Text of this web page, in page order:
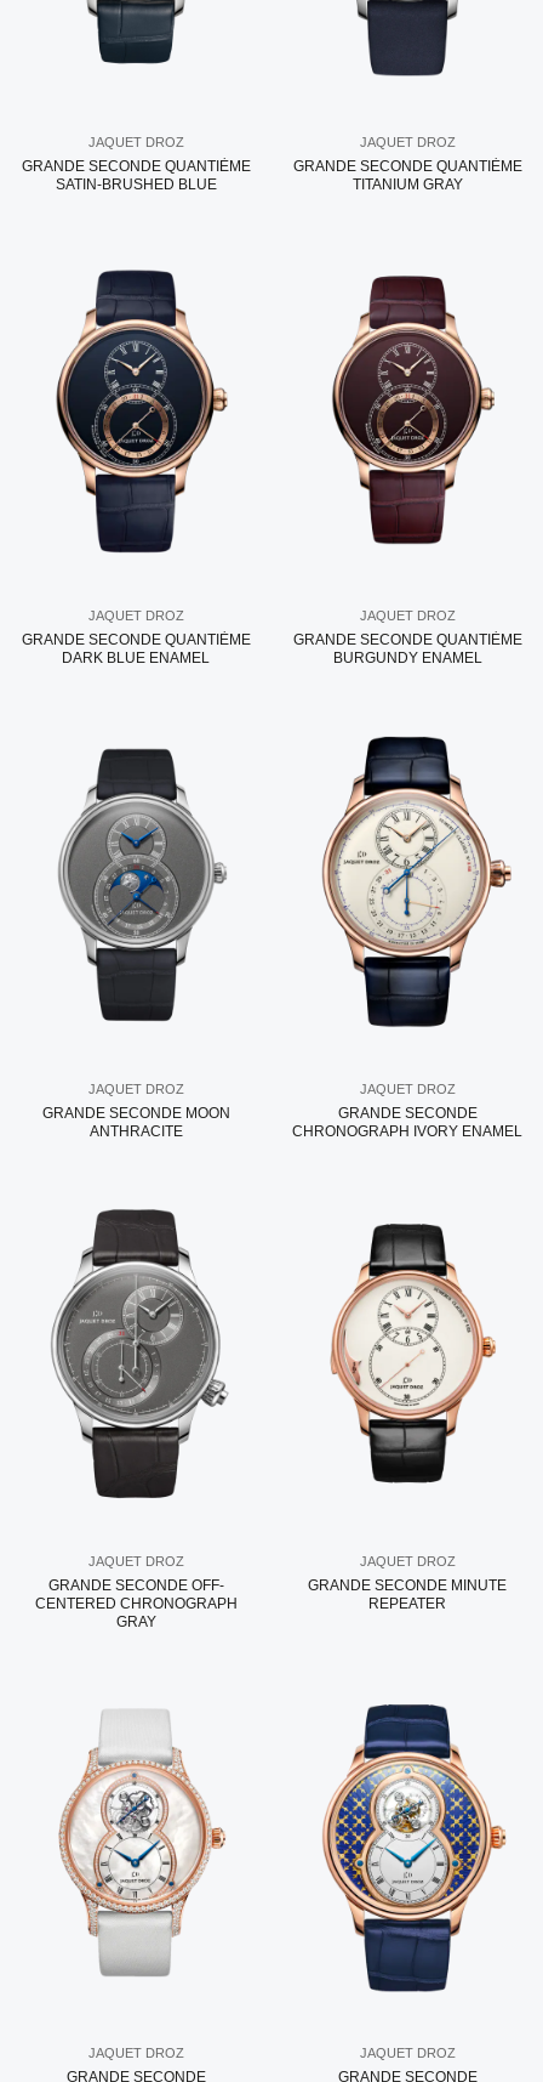
JAQUET DROZ
GRANDE SECONDE QUANTIÈME
SATIN-BRUSHED BLUE
JAQUET DROZ
GRANDE SECONDE QUANTIÈME
TITANIUM GRAY
JAQUET DROZ
GRANDE SECONDE QUANTIÈME
DARK BLUE ENAMEL
JAQUET DROZ
GRANDE SECONDE QUANTIÈME
BURGUNDY ENAMEL
JAQUET DROZ
GRANDE SECONDE MOON
ANTHRACITE
JAQUET DROZ
GRANDE SECONDE
CHRONOGRAPH IVORY ENAMEL
JAQUET DROZ
GRANDE SECONDE OFF-
CENTERED CHRONOGRAPH
GRAY
JAQUET DROZ
GRANDE SECONDE MINUTE
REPEATER
JAQUET DROZ
GRANDE SECONDE
JAQUET DROZ
GRANDE SECONDE